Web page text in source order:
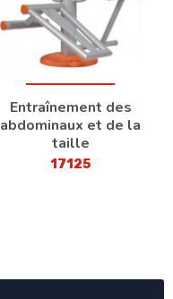
Entraînement des
abdominaux et de la
taille
17125